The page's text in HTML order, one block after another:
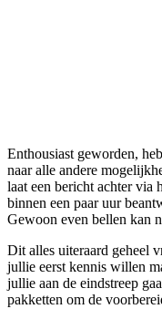
Enthousiast geworden,
naar alle andere
laat een bericht achter via
binnen een paar uur
Gewoon even bellen kan
Dit alles uiteraard geheel
jullie eerst kennis willen
jullie aan de eindstreep
pakketten om de